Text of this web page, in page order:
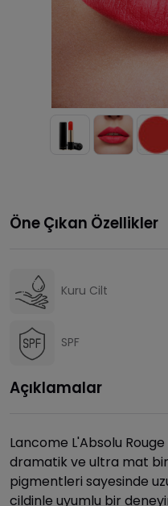
Öne Çıkan Özellikler
Kuru Cilt
SPF
Açıklamalar
Lancome L'Absolu
dramatik ve ultra mat bir
pigmentleri sayesinde
cildinle uyumlu bir